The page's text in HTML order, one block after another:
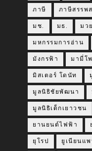
ภาษี ภาษีสรรพ
มช. มธ. มว
มหกรรมการอ่าน
มังกรฟ้า มามี่โ
มิสเตอร์ โดนัท
มูลนิธิชัยพัฒนา
มูลนิธิเด็กเยาวชน
ยานยนต์ไฟฟ้า
ยุโรป ยูเนียนแ